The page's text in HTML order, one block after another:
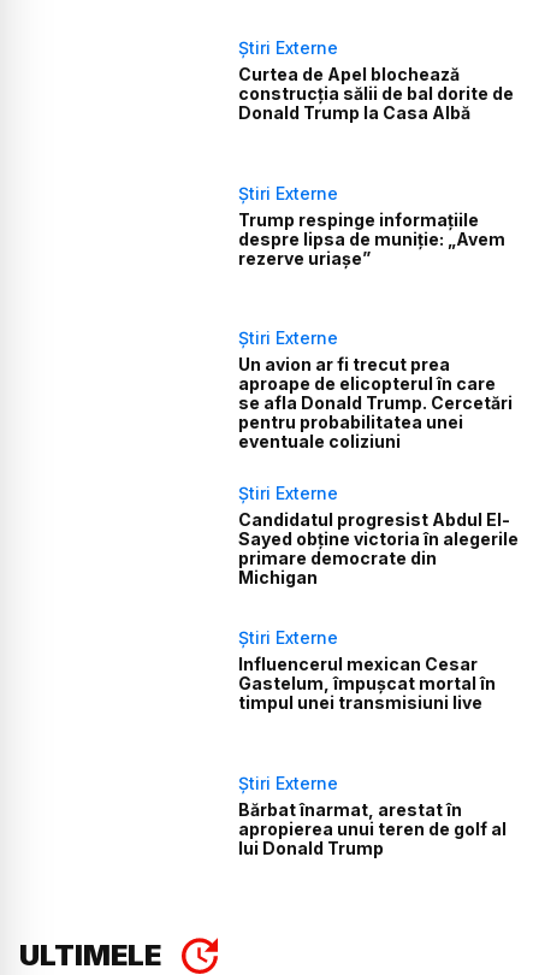
Știri Externe
Curtea de Apel blochează
construcția sălii de bal dorite de
Donald Trump la Casa Albă
Știri Externe
Trump respinge informațiile
despre lipsa de muniție: „Avem
rezerve uriașe”
Știri Externe
Un avion ar fi trecut prea
aproape de elicopterul în care
se afla Donald Trump. Cercetări
pentru probabilitatea unei
eventuale coliziuni
Știri Externe
Candidatul progresist Abdul El-
Sayed obține victoria în alegerile
primare democrate din
Michigan
Știri Externe
Influencerul mexican Cesar
Gastelum, împușcat mortal în
timpul unei transmisiuni live
Știri Externe
Bărbat înarmat, arestat în
apropierea unui teren de golf al
lui Donald Trump
ULTIMELE